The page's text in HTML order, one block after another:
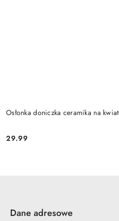
Osłonka doniczka ceramika na
Cena:
29.99
Dane adresowe